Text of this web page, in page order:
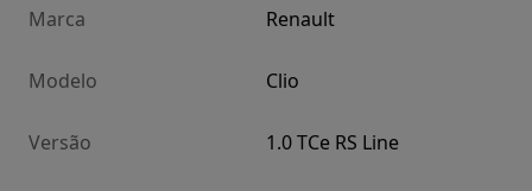
Marca Renault
Modelo Clio
Versão 1.0 TCe RS Line